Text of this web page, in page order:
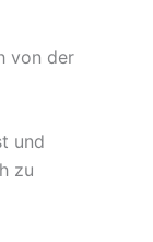
von der
und
zu